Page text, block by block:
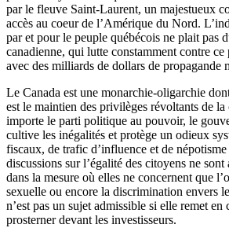
par le fleuve Saint-Laurent, un majestueux
accès au coeur de l’Amérique du Nord.
par et pour le peuple québécois ne plait pas
canadienne, qui lutte constamment contre
avec des milliards de dollars de propagande
Le Canada est une monarchie-oligarchie
est le maintien des privilèges révoltants de la
importe le parti politique au pouvoir, le
cultive les inégalités et protège un odieux
fiscaux, de trafic d’influence et de
discussions sur l’égalité des citoyens ne sont
dans la mesure où elles ne concernent que
sexuelle ou encore la discrimination envers
n’est pas un sujet admissible si elle remet en
prosterner devant les investisseurs.